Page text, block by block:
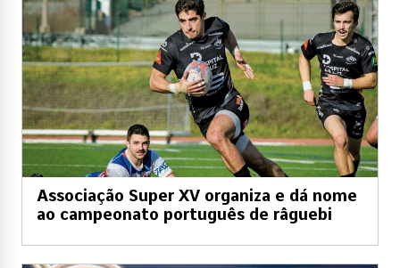
Associação Super XV organiza e dá nome
ao campeonato português de râguebi